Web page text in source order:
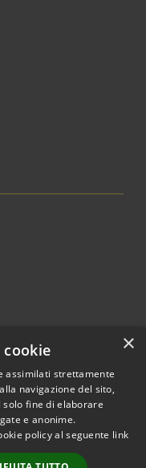
© 2026 • Comune di
Molinella • Powered by
• Accesso
×
assimilati strettamente
navigazione del sito,
solo fine di elaborare
e anonime.
policy al seguente link